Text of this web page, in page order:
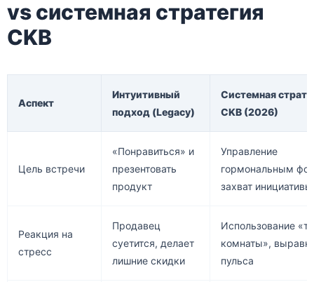
vs системная стратегия
CKB
Аспект
Интуитивный
подход (Legacy)
Системная
CKB (2026)
Цель встречи
«Понравиться» и
презентовать
продукт
Управление
гормональным
захват инициативы
Реакция на
стресс
Продавец
суетится, делает
лишние скидки
Использование
комнаты»,
пульса